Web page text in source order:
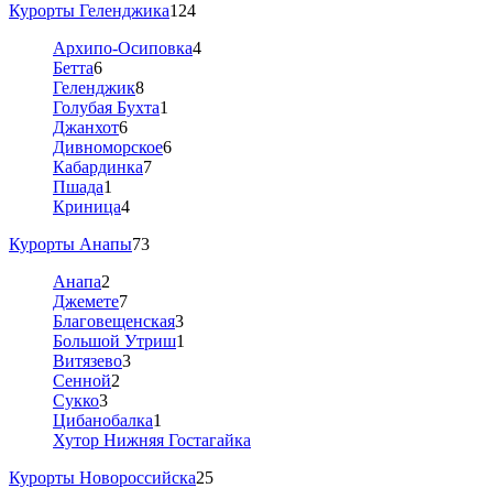
Курорты Геленджика124
Архипо-Осиповка4
Бетта6
Геленджик8
Голубая Бухта1
Джанхот6
Дивноморское6
Кабардинка7
Пшада1
Криница4
Курорты Анапы73
Анапа2
Джемете7
Благовещенская3
Большой Утриш1
Витязево3
Сенной2
Сукко3
Цибанобалка1
Хутор Нижняя Гостагайка
Курорты Новороссийска25